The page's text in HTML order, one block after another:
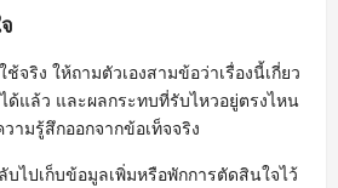
จริง ให้ถามตัวเองสามข้อว่าเรื่องนี้เกี่ยว
ด้แล้ว และผลกระทบที่รับไหวอยู่ตรงไหน
ามรู้สึกออกจากข้อเท็จจริง
บไปเก็บข้อมูลเพิ่มหรือพักการตัดสินใจไว้